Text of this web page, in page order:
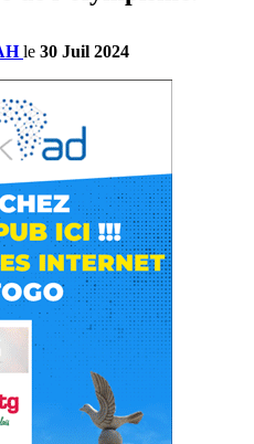
le 30 Juil 2024